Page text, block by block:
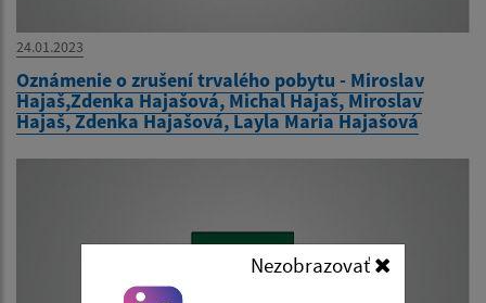
24.01.2023
Oznámenie o zrušení trvalého pobytu - Miroslav
Hajaš,Zdenka Hajašová, Michal Hajaš, Miroslav
Hajaš, Zdenka Hajašová, Layla Maria Hajašová
Nezobrazovať